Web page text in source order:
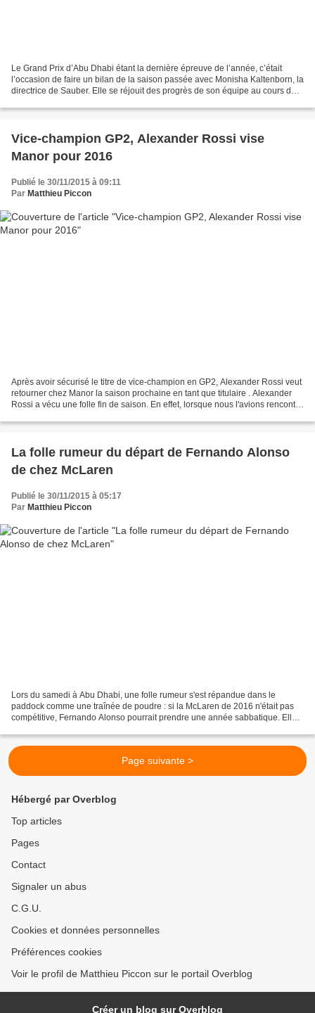
Le Grand Prix d’Abu Dhabi étant la dernière épreuve de l’année, c’était
l’occasion de faire un bilan de la saison passée avec Monisha Kaltenborn, la
directrice de Sauber. Elle se réjouit des progrès de son équipe au cours de
Vice-champion GP2, Alexander Rossi vise
Manor pour 2016
Publié le 30/11/2015 à 09:11
Par Matthieu Piccon
Après avoir sécurisé le titre de vice-champion en GP2, Alexander Rossi veut
retourner chez Manor la saison prochaine en tant que titulaire . Alexander
Rossi a vécu une folle fin de saison. En effet, lorsque nous l'avions rencontré
La folle rumeur du départ de Fernando Alonso
de chez McLaren
Publié le 30/11/2015 à 05:17
Par Matthieu Piccon
Lors du samedi à Abu Dhabi, une folle rumeur s'est répandue dans le
paddock comme une traînée de poudre : si la McLaren de 2016 n'était pas
compétitive, Fernando Alonso pourrait prendre une année sabbatique. Elle a
Page suivante >
Hébergé par Overblog
Top articles
Pages
Contact
Signaler un abus
C.G.U.
Cookies et données personnelles
Préférences cookies
Voir le profil de Matthieu Piccon sur le portail Overblog
Créer un blog sur Overblog